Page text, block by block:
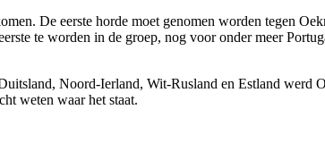
De eerste horde moet genomen worden tegen
te worden in de groep, nog voor onder meer
Noord-Ierland, Wit-Rusland en Estland werd
weten waar het staat.